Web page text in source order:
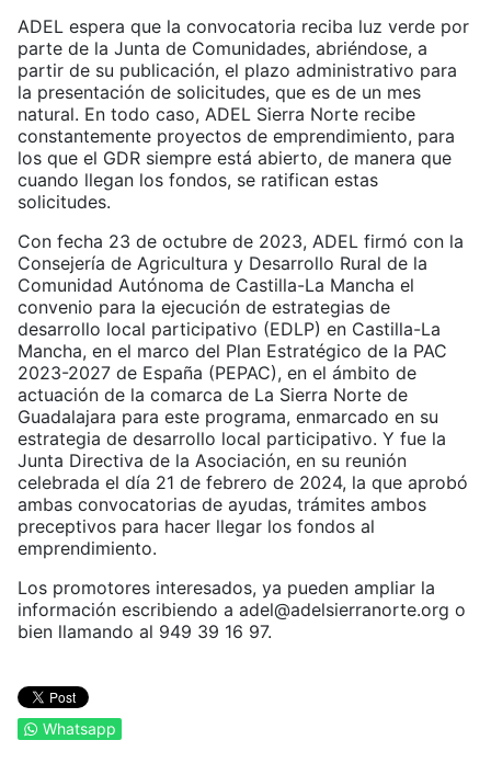
ADEL espera que la convocatoria reciba luz verde por
parte de la Junta de Comunidades, abriéndose, a
partir de su publicación, el plazo administrativo para
la presentación de solicitudes, que es de un mes
natural. En todo caso, ADEL Sierra Norte recibe
constantemente proyectos de emprendimiento, para
los que el GDR siempre está abierto, de manera que
cuando llegan los fondos, se ratifican estas
solicitudes.
Con fecha 23 de octubre de 2023, ADEL firmó con la
Consejería de Agricultura y Desarrollo Rural de la
Comunidad Autónoma de Castilla-La Mancha el
convenio para la ejecución de estrategias de
desarrollo local participativo (EDLP) en Castilla-La
Mancha, en el marco del Plan Estratégico de la PAC
2023-2027 de España (PEPAC), en el ámbito de
actuación de la comarca de La Sierra Norte de
Guadalajara para este programa, enmarcado en su
estrategia de desarrollo local participativo. Y fue la
Junta Directiva de la Asociación, en su reunión
celebrada el día 21 de febrero de 2024, la que aprobó
ambas convocatorias de ayudas, trámites ambos
preceptivos para hacer llegar los fondos al
emprendimiento.
Los promotores interesados, ya pueden ampliar la
información escribiendo a adel@adelsierranorte.org o
bien llamando al 949 39 16 97.
Whatsapp